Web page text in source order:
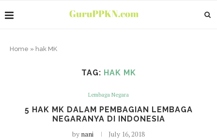
Home » hak MK
TAG: HAK MK
Lembaga Negara
5 HAK MK DALAM PEMBAGIAN LEMBAGA
NEGARANYA DI INDONESIA
by nani July 16, 2018